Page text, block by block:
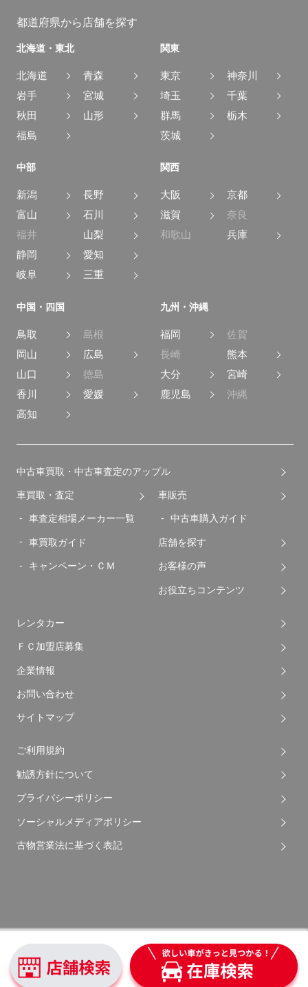
都道府県から店舗を探す
北海道・東北
北海道
青森
岩手
宮城
秋田
山形
福島
関東
東京
神奈川
埼玉
千葉
群馬
栃木
茨城
中部
新潟
長野
富山
石川
福井
山梨
静岡
愛知
岐阜
三重
関西
大阪
京都
滋賀
奈良
和歌山
兵庫
中国・四国
鳥取
島根
岡山
広島
山口
徳島
香川
愛媛
高知
九州・沖縄
福岡
佐賀
長崎
熊本
大分
宮崎
鹿児島
沖縄
中古車買取・中古車査定のアップル
車買取・査定
車査定相場メーカー一覧
車買取ガイド
キャンペーン・ＣＭ
車販売
中古車購入ガイド
店舗を探す
お客様の声
お役立ちコンテンツ
レンタカー
ＦＣ加盟店募集
企業情報
お問い合わせ
サイトマップ
ご利用規約
勧誘方針について
プライバシーポリシー
ソーシャルメディアポリシー
古物営業法に基づく表記